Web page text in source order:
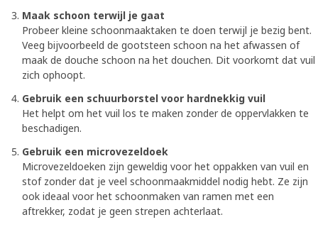
Maak schoon terwijl je gaat
Probeer kleine schoonmaaktaken te doen terwijl je bezig bent.
Veeg bijvoorbeeld de gootsteen schoon na het afwassen of
maak de douche schoon na het douchen. Dit voorkomt dat vuil
zich ophoopt.
Gebruik een schuurborstel voor hardnekkig vuil
Het helpt om het vuil los te maken zonder de oppervlakken te
beschadigen.
Gebruik een microvezeldoek
Microvezeldoeken zijn geweldig voor het oppakken van vuil en
stof zonder dat je veel schoonmaakmiddel nodig hebt. Ze zijn
ook ideaal voor het schoonmaken van ramen met een
aftrekker, zodat je geen strepen achterlaat.